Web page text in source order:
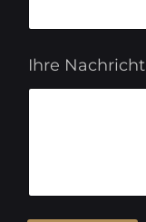
Ihre Nachricht